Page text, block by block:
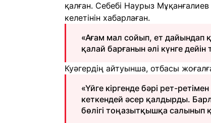
қалған. Себебі Наурыз
келетінін хабарлаған.
«Ағам мал сойып, ет дайындап
қалай барғанын әлі күнге
Куәгердің айтуынша, отбасы
«Үйге кіргенде бәрі рет-
кеткендей әсер қалдырды.
бөлігі тоңазытқышқа салынып